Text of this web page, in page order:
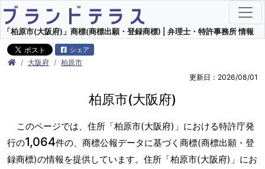
「柏原市(大阪府)」商標(商標出願・登録商標) | 弁理士・特許事務所 情報
シェア
大阪府
柏原市
更新日：2026/08/01
柏原市(大阪府)
このページでは、住所「柏原市(大阪府)」における特許庁発
行の1,064件の、商標公報データに基づく商標(商標出願・登
録商標)の情報を提供しています。住所「柏原市(大阪府)」にお